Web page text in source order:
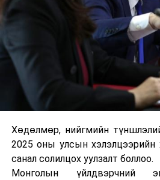
Хөдөлмөр, нийгмийн
2025 оны улсын хэлэлцээрийн
санал солилцох уулзалт боллоо.
Монголын үйлдвэрчний